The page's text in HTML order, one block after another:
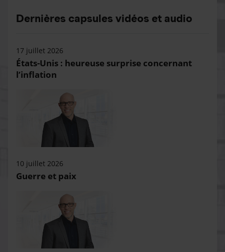
Dernières capsules vidéos et audio
17 juillet 2026
États-Unis : heureuse surprise concernant
l’inflation
10 juillet 2026
Guerre et paix